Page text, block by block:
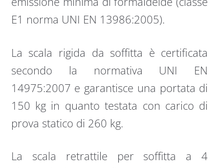
E1 norma UNI EN 13986:2005).
La scala rigida da soffitta è certificata
secondo la normativa UNI EN
14975:2007 e garantisce una portata di
150 kg in quanto testata con carico di
prova statico di 260 kg.
La scala retrattile per soffitta a 4